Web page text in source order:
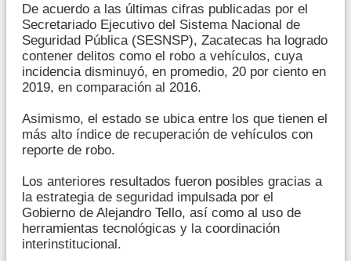
De acuerdo a las últimas cifras publicadas por el
Secretariado Ejecutivo del Sistema Nacional de
Seguridad Pública (SESNSP), Zacatecas ha logrado
contener delitos como el robo a vehículos, cuya
incidencia disminuyó, en promedio, 20 por ciento en
2019, en comparación al 2016.
Asimismo, el estado se ubica entre los que tienen el
más alto índice de recuperación de vehículos con
reporte de robo.
Los anteriores resultados fueron posibles gracias a
la estrategia de seguridad impulsada por el
Gobierno de Alejandro Tello, así como al uso de
herramientas tecnológicas y la coordinación
interinstitucional.